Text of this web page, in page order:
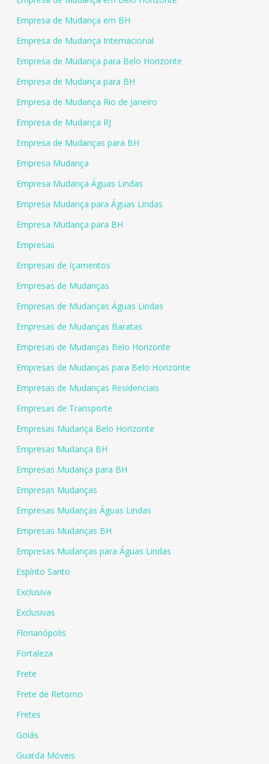
Empresa de Mudança em BH
Empresa de Mudança Internacional
Empresa de Mudança para Belo Horizonte
Empresa de Mudança para BH
Empresa de Mudança Rio de Janeiro
Empresa de Mudança RJ
Empresa de Mudanças para BH
Empresa Mudança
Empresa Mudança Águas Lindas
Empresa Mudança para Águas Lindas
Empresa Mudança para BH
Empresas
Empresas de Içamentos
Empresas de Mudanças
Empresas de Mudanças Águas Lindas
Empresas de Mudanças Baratas
Empresas de Mudanças Belo Horizonte
Empresas de Mudanças para Belo Horizonte
Empresas de Mudanças Residenciais
Empresas de Transporte
Empresas Mudança Belo Horizonte
Empresas Mudança BH
Empresas Mudança para BH
Empresas Mudanças
Empresas Mudanças Águas Lindas
Empresas Mudanças BH
Empresas Mudanças para Águas Lindas
Espírito Santo
Exclusiva
Exclusivas
Florianópolis
Fortaleza
Frete
Frete de Retorno
Fretes
Goiás
Guarda Móveis